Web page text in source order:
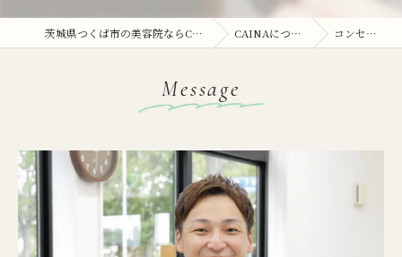
茨城県つくば市の美容院ならCAINA CAINAについて コンセプト
Message